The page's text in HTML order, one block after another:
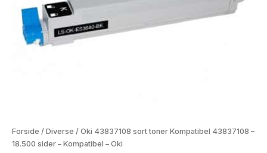
Forside / Diverse / Oki 43837108 sort toner Kompatibel 43837108 –
18.500 sider – Kompatibel – Oki